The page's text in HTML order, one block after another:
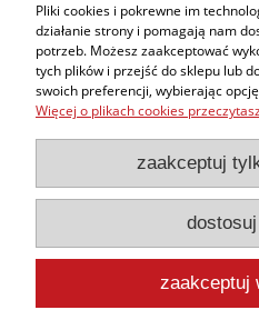
Fantomy RKO
Sprzęt ratowniczy dla służb
Apteczki pierwszej pomocy
, ale w naszej ofercie znajdą Państwo
najwyższej jakości, takie jak sprzęt do
opatrywania oparzeń i krwotoków.
Pliki cookies i pokrewne im
działanie strony i pomagają nam
potrzeb. Możesz zaakceptować
tych plików i przejść do sklepu lub
swoich preferencji, wybierając
Więcej o plikach cookies
zaakceptuj
zaakceptuj